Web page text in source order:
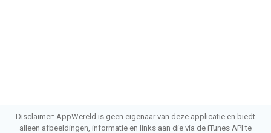
Disclaimer: AppWereld is geen eigenaar van deze applicatie en biedt
alleen afbeeldingen, informatie en links aan die via de iTunes API te